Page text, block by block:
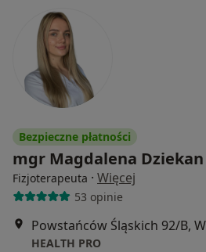
Bezpieczne płatności
mgr Magdalena Dziekan
Fizjoterapeuta · Więcej
53 opinie
Powstańców Śląskich 92/B,
HEALTH PRO